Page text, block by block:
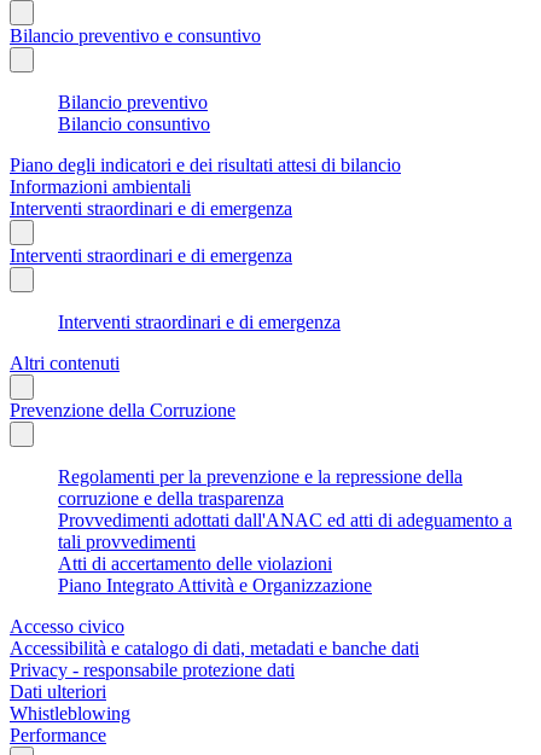
Bilancio preventivo e consuntivo
Bilancio preventivo
Bilancio consuntivo
Piano degli indicatori e dei risultati attesi di bilancio
Informazioni ambientali
Interventi straordinari e di emergenza
Interventi straordinari e di emergenza
Interventi straordinari e di emergenza
Altri contenuti
Prevenzione della Corruzione
Regolamenti per la prevenzione e la repressione della
corruzione e della trasparenza
Provvedimenti adottati dall'ANAC ed atti di adeguamento a
tali provvedimenti
Atti di accertamento delle violazioni
Piano Integrato Attività e Organizzazione
Accesso civico
Accessibilità e catalogo di dati, metadati e banche dati
Privacy - responsabile protezione dati
Dati ulteriori
Whistleblowing
Performance